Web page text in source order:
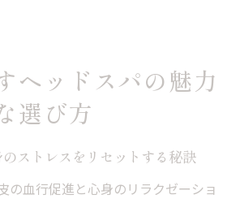
スパと美容院ヘッドスパの違いを
ッドスパと美容院ヘッドスパの特
ヘッドスパの魅力
選び方
ストレスをリセットする秘訣
の血行促進と心身のリラクゼーショ